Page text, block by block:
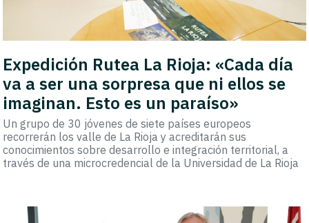
Expedición Rutea La Rioja: «Cada día
va a ser una sorpresa que ni ellos se
imaginan. Esto es un paraíso»
Un grupo de 30 jóvenes de siete países europeos
recorrerán los valle de La Rioja y acreditarán sus
conocimientos sobre desarrollo e integración territorial, a
través de una microcredencial de la Universidad de La Rioja